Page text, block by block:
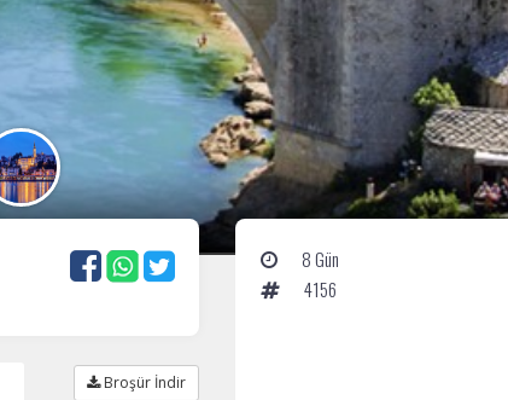
Broşür İndir
8 Gün
4156